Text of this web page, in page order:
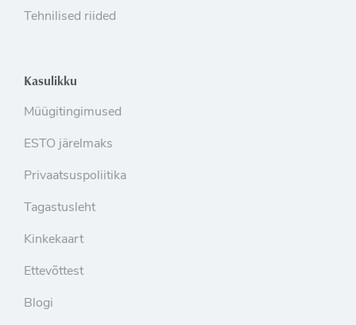
Tehnilised riided
Kasulikku
Müügitingimused
ESTO järelmaks
Privaatsuspoliitika
Tagastusleht
Kinkekaart
Ettevõttest
Blogi